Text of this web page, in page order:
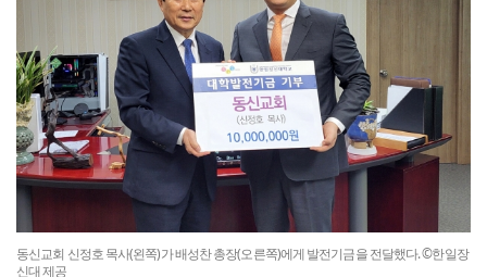
동신교회 신정호 목사(왼쪽)가 배성찬 총장(오른쪽)에게 발전기금을 전달했다. ©한일장
신대 제공